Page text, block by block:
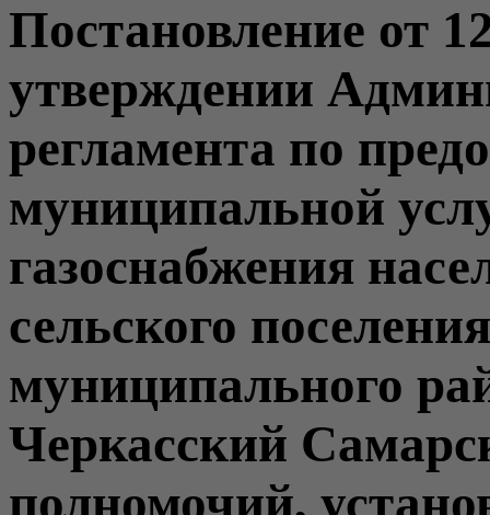
Постановление от
утверждении
регламента по
муниципальной
газоснабжения
сельского
муниципального
Черкасский
полномочий,